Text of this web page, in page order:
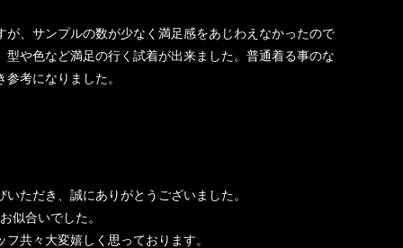
、サンプルの数が少なく満足感をあじわえなかったので
や色など満足の行く試着が出来ました。普通着る事のな
考になりました。
ただき、誠にありがとうございました。
似合いでした。
共々大変嬉しく思っております。